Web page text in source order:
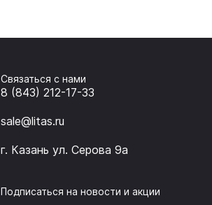
Связаться с нами
8 (843) 212-17-33
sale@litas.ru
г. Казань ул. Серова 9а
Подписаться на новости и акции